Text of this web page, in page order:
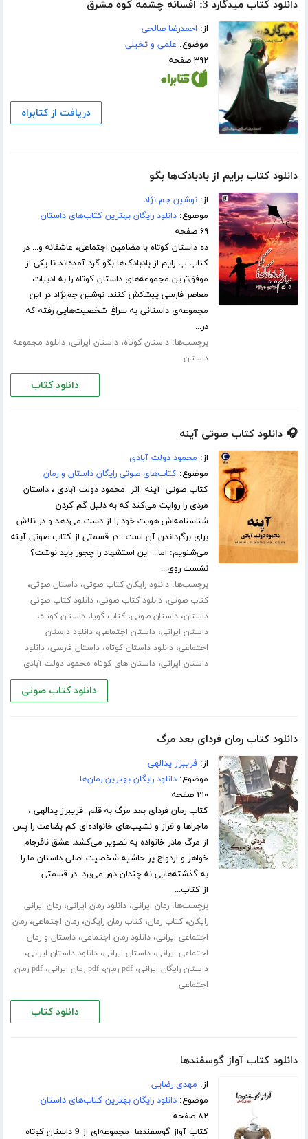
دانلود کتاب میدگارد 3: افسانه چشمه کوه مشرق
از: احمدرضا صالحی
موضوع: علمی و تخیلی
۳۹۲ صفحه
دریافت از کتابراه
دانلود کتاب برایم از بادبادک‌ها بگو
از:نوشین جم نژاد
موضوع:دانلود رایگان بهترین کتاب‌های داستان
۶۹ صفحه
ده داستان کوتاه با مضامین اجتماعی، عاشقانه و... در
کتاب ب رایم از بادبادک‌ها بگو گرد آمده‌اند تا یکی از
موفق‌ترین مجموعه‌های داستان کوتاه را به ادبیات
معاصر فارسی پیشکش کنند. نوشین جم‌نژاد در این
مجموعه‌ی داستانی به سراغ شخصیت‌هایی رفته که
در...
برچسب‌ها:داستان کوتاه،داستان ایرانی،دانلود مجموعه
داستان
دانلود کتاب
🎧 دانلود کتاب صوتی آینه
از: محمود دولت آبادی
موضوع:کتاب‌های صوتی رایگان داستان و رمان
کتاب صوتی آینه اثر محمود دولت آبادی ، داستان
مردی را روایت می‌کند که به دلیل گم کردن
شناسنامه‌اش هویت خود را از دست می‌دهد و در تلاش
برای برگرداندن آن است. در قسمتی از کتاب صوتی آینه
می‌شنویم: اما... این استشهاد را چجور باید نوشت؟
نشست روی...
برچسب‌ها:دانلود رایگان کتاب صوتی،داستان صوتی،
کتاب صوتی،دانلود کتاب صوتی،دانلود کتاب صوتی
داستان،داستان صوتی،کتاب گویا،داستان کوتاه،
داستان ایرانی،داستان اجتماعی،دانلود داستان
اجتماعی،دانلود داستان کوتاه،داستان فارسی،دانلود
داستان ایرانی،داستان های کوتاه محمود دولت آبادی
دانلود کتاب صوتی
دانلود کتاب رمان فردای بعد مرگ
از:فریبرز یدالهی
موضوع:دانلود رایگان بهترین رمان‌ها
۲۱۰ صفحه
کتاب رمان فردای بعد مرگ به قلم فریبرز یدالهی ،
ماجراها و فراز و نشیب‌های خانواده‌ای کم بضاعت را پس
از مرگ مادر خانواده به تصویر می‌کشد. عشق نافرجام
خواهر و ازدواج پر حاشیه شخصیت اصلی داستان ما را
به گذشته‌هایی نه چندان دور می‌برد. در قسمتی
از کتاب...
برچسب‌ها:رمان ایرانی،دانلود رمان ایرانی،رمان ایرانی
رایگان،کتاب رمان،کتاب رمان رایگان،رمان اجتماعی،رمان
اجتماعی ایرانی،دانلود رمان اجتماعی،داستان و رمان
اجتماعی ایرانی،داستان ایرانی،دانلود داستان ایرانی،
داستان رایگان ایرانی،pdf رمان ،pdf رمان ایرانی ،
pdf رمان
اجتماعی
دانلود کتاب
دانلود کتاب آواز گوسفندها
از: مهدی رضایی
موضوع:دانلود رایگان بهترین کتاب‌های داستان
۸۲ صفحه
کتاب آواز گوسفندها مجموعه‌ای از 9 داستان کوتاه